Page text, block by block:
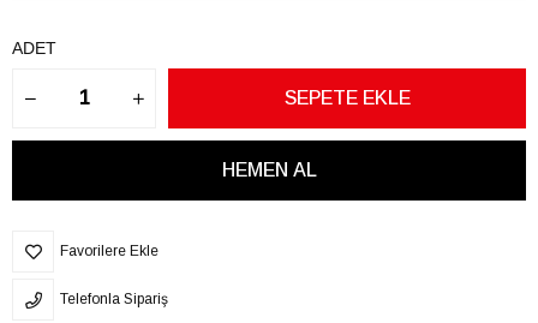
ADET
Favorilere Ekle
Telefonla Sipariş